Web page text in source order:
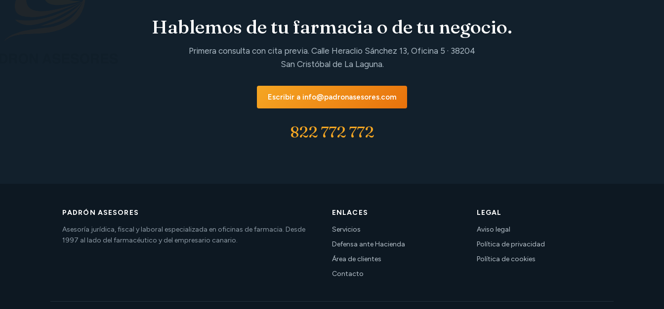
Hablemos de tu farmacia o de tu negocio.
Primera consulta con cita previa. Calle Heraclio Sánchez 13, Oficina 5 · 38204
San Cristóbal de La Laguna.
Escribir a info@padronasesores.com
822 772 772
PADRÓN ASESORES
Asesoría jurídica, fiscal y laboral especializada en oficinas de farmacia. Desde
1997 al lado del farmacéutico y del empresario canario.
ENLACES
Servicios
Defensa ante Hacienda
Área de clientes
Contacto
LEGAL
Aviso legal
Política de privacidad
Política de cookies